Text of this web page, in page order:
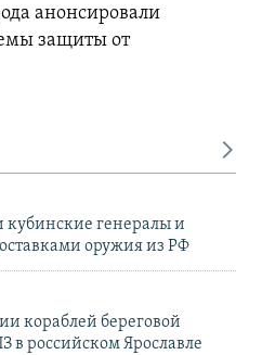
анонсировали
защиты от
генералы и
оружия из РФ
кораблей береговой
российском Ярославле